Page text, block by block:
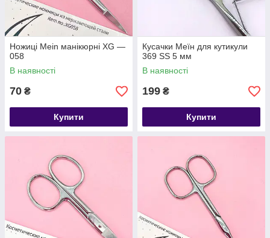
Ножиці Mein манікюрні XG —
058
В наявності
70 ₴
Купити
Кусачки Меїн для кутикули
369 SS 5 мм
В наявності
199 ₴
Купити